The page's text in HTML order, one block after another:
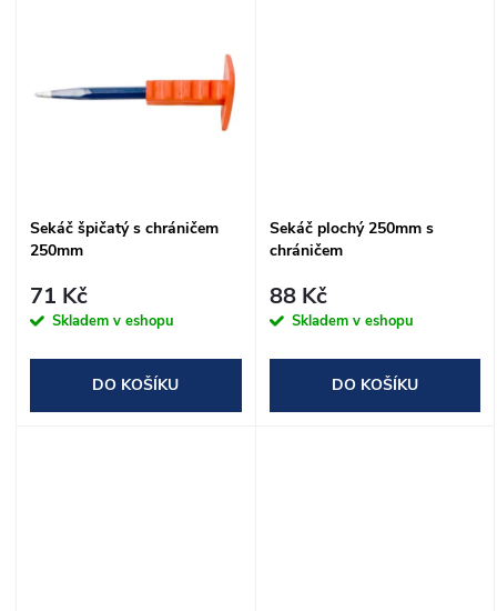
kk
ů
Sekáč špičatý s chráničem
250mm
71 Kč
Skladem v eshopu
DO KOŠÍKU
Sekáč plochý 250mm s
chráničem
88 Kč
Skladem v eshopu
DO KOŠÍKU